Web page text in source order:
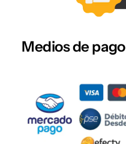
Medios de pago